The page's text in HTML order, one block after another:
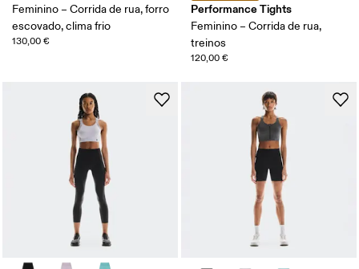
Feminino – Corrida de rua, forro
escovado, clima frio
130,00 €
Performance Tights
Feminino – Corrida de rua,
treinos
120,00 €